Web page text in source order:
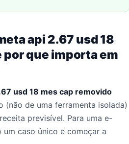
api 2.67 usd 18
que importa em
usd 18 mes cap removido
(não de uma ferramenta isolada)
previsível. Para uma e-
caso único e começar a